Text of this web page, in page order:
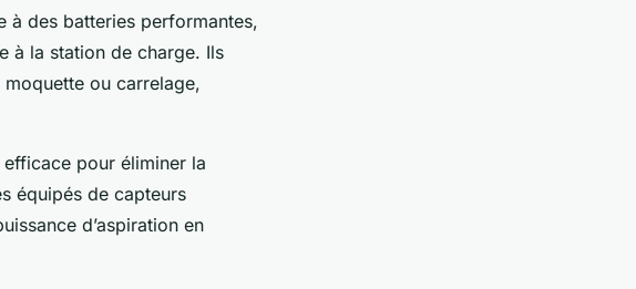
à des batteries performantes,
à la station de charge. Ils
moquette ou carrelage,
pour éliminer la
équipés de capteurs
d’aspiration en